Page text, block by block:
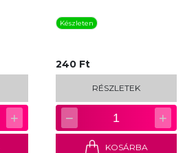
+
Készleten
240 Ft
RÉSZLETEK
− 1 +
KOSÁRBA